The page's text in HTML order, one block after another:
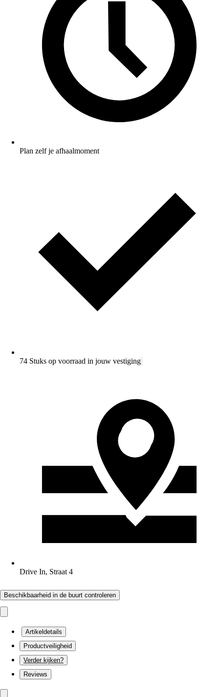
Plan zelf je afhaalmoment
74 Stuks op voorraad in jouw vestiging
Drive In, Straat 4
Beschikbaarheid in de buurt controleren
Artikeldetails
Productveiligheid
Verder kijken?
Reviews